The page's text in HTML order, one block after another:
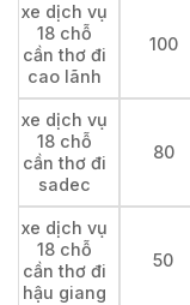
xe dịch vụ
18 chỗ
cần thơ đi
cao lãnh
100
xe dịch vụ
18 chỗ
cần thơ đi
sadec
80
xe dịch vụ
18 chỗ
cần thơ đi
hậu giang
50